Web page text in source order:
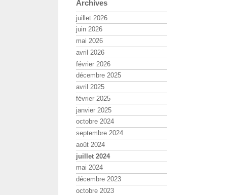
Archives
juillet 2026
juin 2026
mai 2026
avril 2026
février 2026
décembre 2025
avril 2025
février 2025
janvier 2025
octobre 2024
septembre 2024
août 2024
juillet 2024
mai 2024
décembre 2023
octobre 2023